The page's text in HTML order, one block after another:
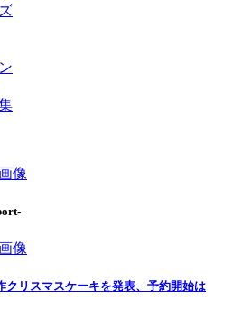
クリスマスケーキを発表、予約開始は